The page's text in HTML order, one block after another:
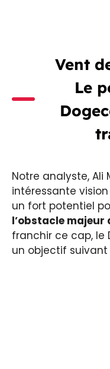
Vent
Le
Notre analyste, Ali
intéressante
un fort potentiel
l’obstacle majeur
franchir ce cap, le
un objectif suivant